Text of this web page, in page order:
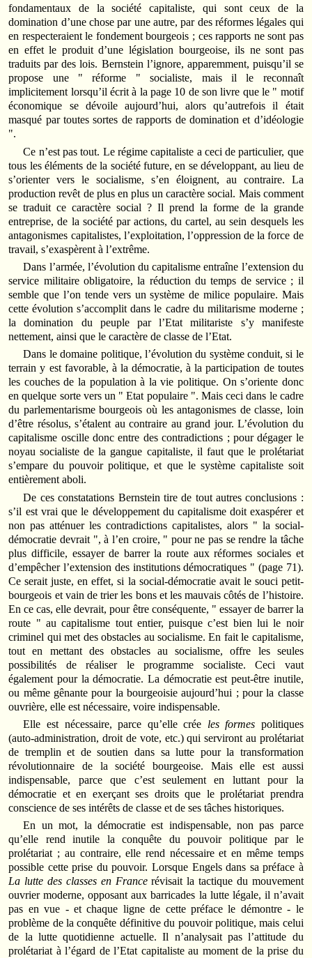
fondamentaux de la société capitaliste, qui sont ceux de la
domination d’une chose par une autre, par des réformes légales qui
en respecteraient le fondement bourgeois ; ces rapports ne sont pas
en effet le produit d’une législation bourgeoise, ils ne sont pas
traduits par des lois. Bernstein l’ignore, apparemment, puisqu’il se
propose une " réforme " socialiste, mais il le reconnaît
implicitement lorsqu’il écrit à la page 10 de son livre que le " motif
économique se dévoile aujourd’hui, alors qu’autrefois il était
masqué par toutes sortes de rapports de domination et d’idéologie
".
Ce n’est pas tout. Le régime capitaliste a ceci de particulier, que
tous les éléments de la société future, en se développant, au lieu de
s’orienter vers le socialisme, s’en éloignent, au contraire. La
production revêt de plus en plus un caractère social. Mais comment
se traduit ce caractère social ? Il prend la forme de la grande
entreprise, de la société par actions, du cartel, au sein desquels les
antagonismes capitalistes, l’exploitation, l’oppression de la force de
travail, s’exaspèrent à l’extrême.
Dans l’armée, l’évolution du capitalisme entraîne l’extension du
service militaire obligatoire, la réduction du temps de service ; il
semble que l’on tende vers un système de milice populaire. Mais
cette évolution s’accomplit dans le cadre du militarisme moderne ;
la domination du peuple par l’Etat militariste s’y manifeste
nettement, ainsi que le caractère de classe de l’Etat.
Dans le domaine politique, l’évolution du système conduit, si le
terrain y est favorable, à la démocratie, à la participation de toutes
les couches de la population à la vie politique. On s’oriente donc
en quelque sorte vers un " Etat populaire ". Mais ceci dans le cadre
du parlementarisme bourgeois où les antagonismes de classe, loin
d’être résolus, s’étalent au contraire au grand jour. L’évolution du
capitalisme oscille donc entre des contradictions ; pour dégager le
noyau socialiste de la gangue capitaliste, il faut que le prolétariat
s’empare du pouvoir politique, et que le système capitaliste soit
entièrement aboli.
De ces constatations Bernstein tire de tout autres conclusions :
s’il est vrai que le développement du capitalisme doit exaspérer et
non pas atténuer les contradictions capitalistes, alors " la social-
démocratie devrait ", à l’en croire, " pour ne pas se rendre la tâche
plus difficile, essayer de barrer la route aux réformes sociales et
d’empêcher l’extension des institutions démocratiques " (page 71).
Ce serait juste, en effet, si la social-démocratie avait le souci petit-
bourgeois et vain de trier les bons et les mauvais côtés de l’histoire.
En ce cas, elle devrait, pour être conséquente, " essayer de barrer la
route " au capitalisme tout entier, puisque c’est bien lui le noir
criminel qui met des obstacles au socialisme. En fait le capitalisme,
tout en mettant des obstacles au socialisme, offre les seules
possibilités de réaliser le programme socialiste. Ceci vaut
également pour la démocratie. La démocratie est peut-être inutile,
ou même gênante pour la bourgeoisie aujourd’hui ; pour la classe
ouvrière, elle est nécessaire, voire indispensable.
Elle est nécessaire, parce qu’elle crée les formes politiques
(auto-administration, droit de vote, etc.) qui serviront au prolétariat
de tremplin et de soutien dans sa lutte pour la transformation
révolutionnaire de la société bourgeoise. Mais elle est aussi
indispensable, parce que c’est seulement en luttant pour la
démocratie et en exerçant ses droits que le prolétariat prendra
conscience de ses intérêts de classe et de ses tâches historiques.
En un mot, la démocratie est indispensable, non pas parce
qu’elle rend inutile la conquête du pouvoir politique par le
prolétariat ; au contraire, elle rend nécessaire et en même temps
possible cette prise du pouvoir. Lorsque Engels dans sa préface à
La lutte des classes en Francerévisait la tactique du mouvement
ouvrier moderne, opposant aux barricades la lutte légale, il n’avait
pas en vue - et chaque ligne de cette préface le démontre - le
problème de la conquête définitive du pouvoir politique, mais celui
de la lutte quotidienne actuelle. Il n’analysait pas l’attitude du
prolétariat à l’égard de l’Etat capitaliste au moment de la prise du